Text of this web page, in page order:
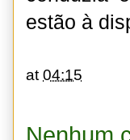
estão à
at 04:15